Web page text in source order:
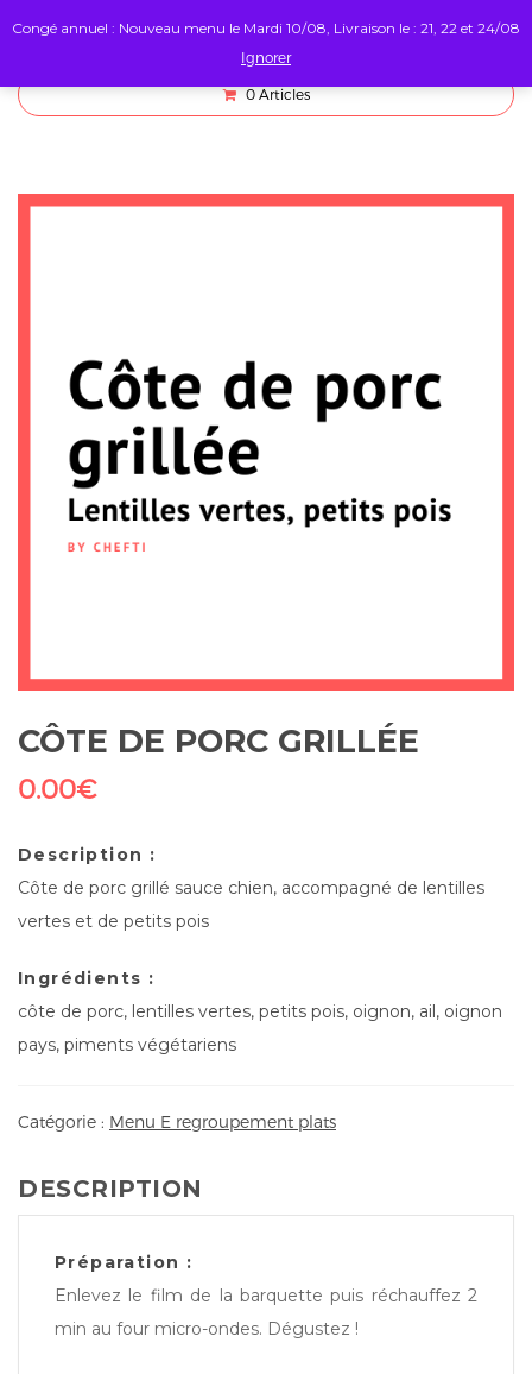
0 Articles
CÔTE DE PORC GRILLÉE
0.00€
Description :
Côte de porc grillé sauce chien, accompagné de lentilles
vertes et de petits pois
Ingrédients :
côte de porc, lentilles vertes, petits pois, oignon, ail, oignon
pays, piments végétariens
Catégorie : Menu E regroupement plats
DESCRIPTION
Préparation :
Enlevez le film de la barquette puis réchauffez 2
min au four micro-ondes. Dégustez !
Congé annuel : Nouveau menu le Mardi 10/08, Livraison le : 21, 22 et 24/08
Ignorer